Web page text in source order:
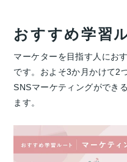
おすすめ学習
マーケターを目指す人にお
です。およそ3か月かけて2
SNSマーケティングができ
ます。